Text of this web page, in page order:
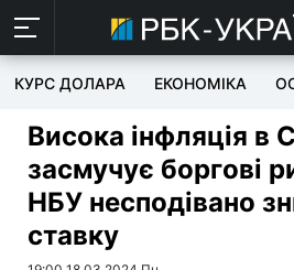
КУРС ДОЛАРА ЕКОНОМІКА
Висока інфляція в
засмучує боргові
НБУ несподівано
ставку